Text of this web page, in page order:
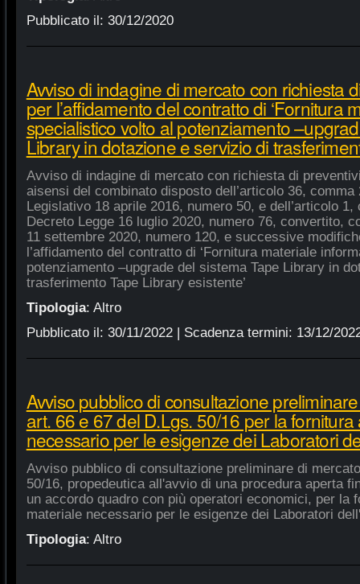
Pubblicato il: 30/12/2020
Avviso di indagine di mercato con richiesta
per l’affidamento del contratto di ‘Fornitura
specialistico volto al potenziamento
Library in dotazione e servizio di
Avviso di indagine di mercato con richiesta di
aisensi del combinato disposto dell’articolo 36,
Legislativo 18 aprile 2016, numero 50, e dell’articolo
Decreto Legge 16 luglio 2020, numero 76, convertito,
11 settembre 2020, numero 120, e successive
l’affidamento del contratto di ‘Fornitura materiale
potenziamento –upgrade del sistema Tape Library in
trasferimento Tape Library esistente’
Tipologia: Altro
Pubblicato il: 30/11/2022| Scadenza termini: 13/12/
Avviso pubblico di consultazione
art. 66 e 67 del D.Lgs. 50/16 per la
necessario per le esigenze dei Laboratori
Avviso pubblico di consultazione preliminare di
50/16, propedeutica all'avvio di una procedura aperta
un accordo quadro con più operatori economici, per la
materiale necessario per le esigenze dei Laboratori
Tipologia: Altro